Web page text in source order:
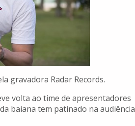
gravadora Radar Records.
volta ao time de apresentadores
baiana tem patinado na audiência